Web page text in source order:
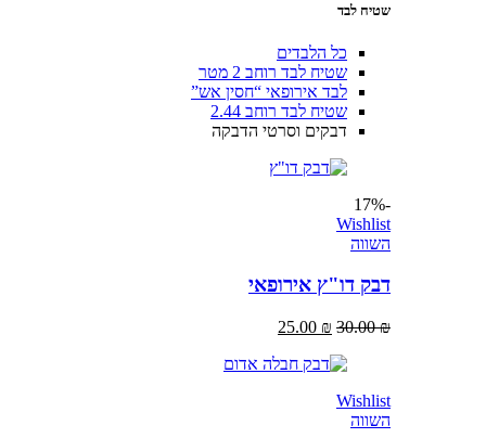
שטיח לבד
כל הלבדים
שטיח לבד רוחב 2 מטר
לבד אירופאי “חסין אש”
שטיח לבד רוחב 2.44
דבקים וסרטי הדבקה
Wishlist
דבק דו"ץ אירופאי
30.00
25.00₪
Wishlist